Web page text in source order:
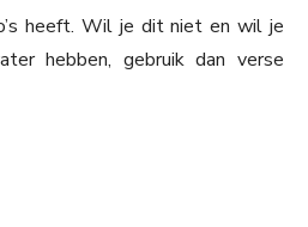
heeft. Wil je dit niet en wil je
hebben, gebruik dan verse